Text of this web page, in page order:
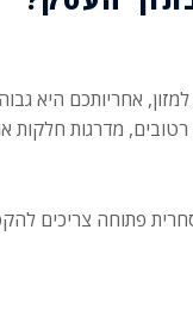
אחריותכם היא
רטובים, מדרגות
פתוחה צריכים